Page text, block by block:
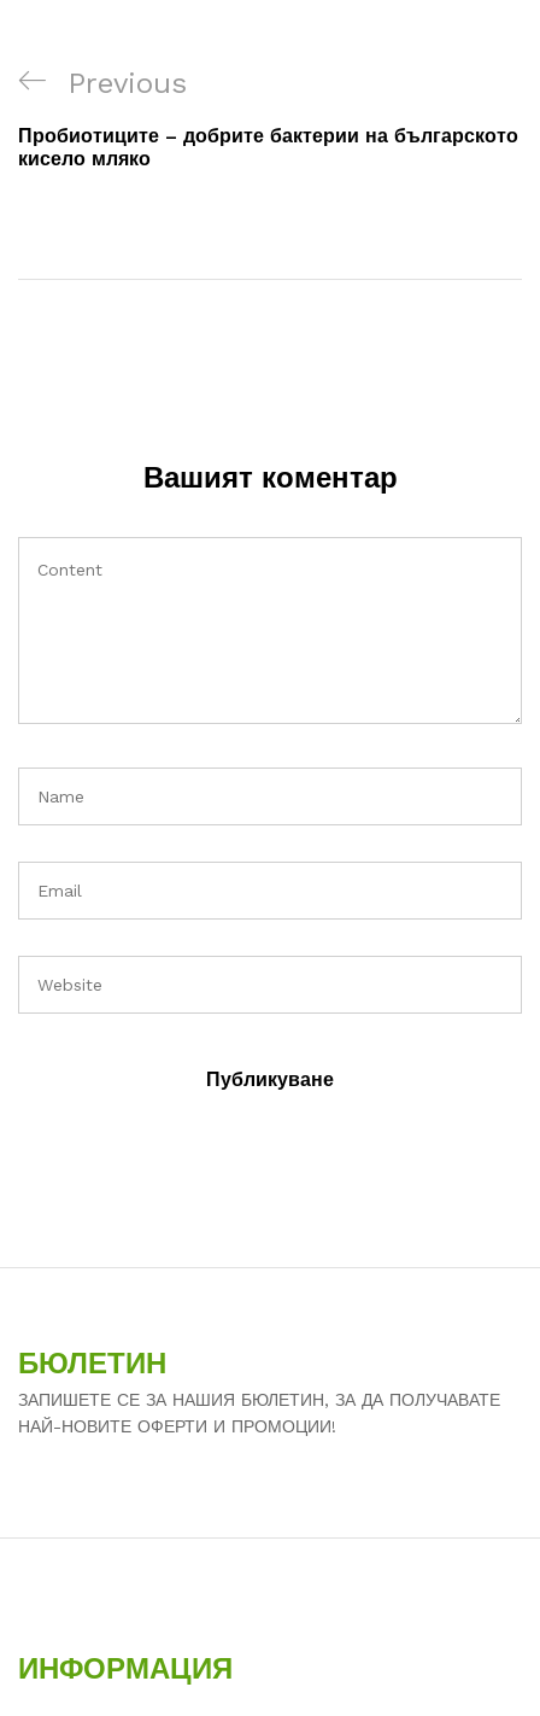
Навигация
Previous
Post
Previous
Пробиотиците – добрите бактерии на българското
кисело мляко
Вашият коментар
БЮЛЕТИН
ЗАПИШЕТЕ СЕ ЗА НАШИЯ БЮЛЕТИН, ЗА ДА ПОЛУЧАВАТЕ
НАЙ-НОВИТЕ ОФЕРТИ И ПРОМОЦИИ!
ИНФОРМАЦИЯ